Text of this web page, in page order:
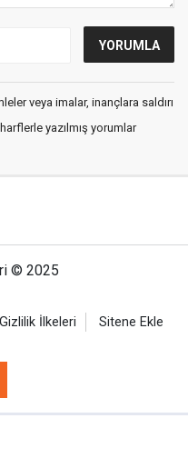
veya imalar, inançlara saldırı
yazılmış yorumlar
© 2025
Gizlilik İlkeleri Sitene Ekle